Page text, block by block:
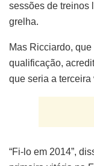
sessões de treinos
grelha.
Mas Ricciardo,
qualificação,
que seria a terceira
“Fi-lo em 2014”,